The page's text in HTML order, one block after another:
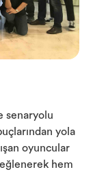
senaryolu
yola
oyuncular
hem